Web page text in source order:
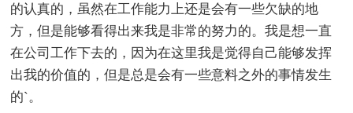
的认真的，虽然在工作能力上还是会有一些欠缺的地
方，但是能够看得出来我是非常的努力的。我是想一直
在公司工作下去的，因为在这里我是觉得自己能够发挥
出我的价值的，但是总是会有一些意料之外的事情发生
的`。